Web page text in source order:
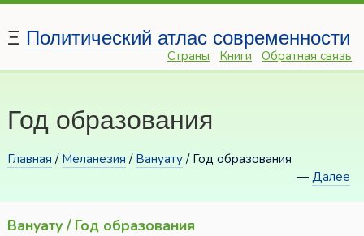
Ξ Политический атлас современности
Страны Книги Обратная связь
Год образования
Главная / Меланезия / Вануату/ Год образования
—Далее
Вануату / Год образования